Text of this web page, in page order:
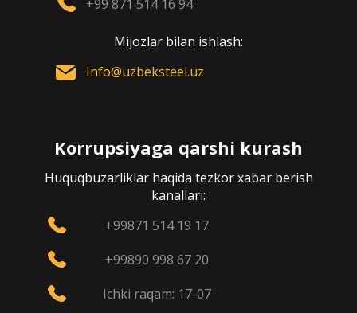
+99 871 514 16 94
Mijozlar bilan ishlash:
Info@uzbeksteel.uz
Korrupsiyaga qarshi kurash
Huquqbuzarliklar haqida tezkor xabar berish
kanallari:
+99871 514 19 17
+99890 998 67 20
Ichki raqam: 17-07